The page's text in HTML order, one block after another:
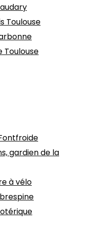
Toulouse
Toulouse
gardien de la
à vélo